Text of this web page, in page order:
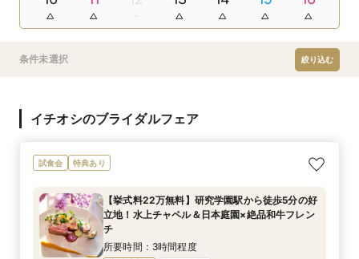
条件未選択 絞り込む
イチオシのブライダルフェア
試食会 特典あり
【挙式料22万無料】研究学園駅から徒歩5分の好
立地！水上チャペル＆日本庭園×絶品和牛フレン
チ
所要時間：3時間程度